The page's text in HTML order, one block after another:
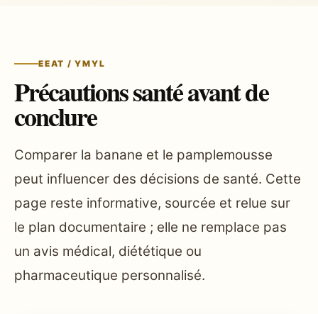
EEAT / YMYL
Précautions santé avant de
conclure
Comparer la banane et le pamplemousse
peut influencer des décisions de santé. Cette
page reste informative, sourcée et relue sur
le plan documentaire ; elle ne remplace pas
un avis médical, diététique ou
pharmaceutique personnalisé.